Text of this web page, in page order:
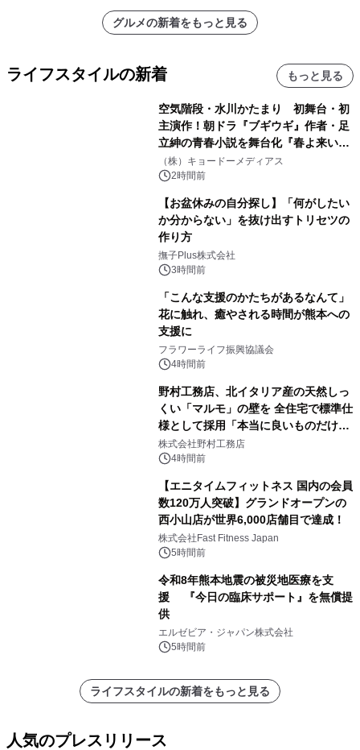
グルメの新着をもっと見る
ライフスタイルの新着 もっと見る
空気階段・水川かたまり 初舞台・初
主演作！朝ドラ『ブギウギ』作者・足
立紳の青春小説を舞台化『春よ来い、
マジで来い』キービジュアル解禁！
（株）キョードーメディアス
2時間前
【お盆休みの自分探し】「何がしたい
か分からない」を抜け出すトリセツの
作り方
撫子Plus株式会社
3時間前
「こんな支援のかたちがあるなんて」
花に触れ、癒やされる時間が熊本への
支援に
フラワーライフ振興協議会
4時間前
野村工務店、北イタリア産の天然しっ
くい「マルモ」の壁を 全住宅で標準仕
様として採用「本当に良いものだけに
こだわる」
株式会社野村工務店
4時間前
【エニタイムフィットネス 国内の会員
数120万人突破】グランドオープンの
西小山店が世界6,000店舗目で達成！
株式会社Fast Fitness Japan
5時間前
令和8年熊本地震の被災地医療を支
援 『今日の臨床サポート』を無償提
供
エルゼビア・ジャパン株式会社
5時間前
ライフスタイルの新着をもっと見る
人気のプレスリリース